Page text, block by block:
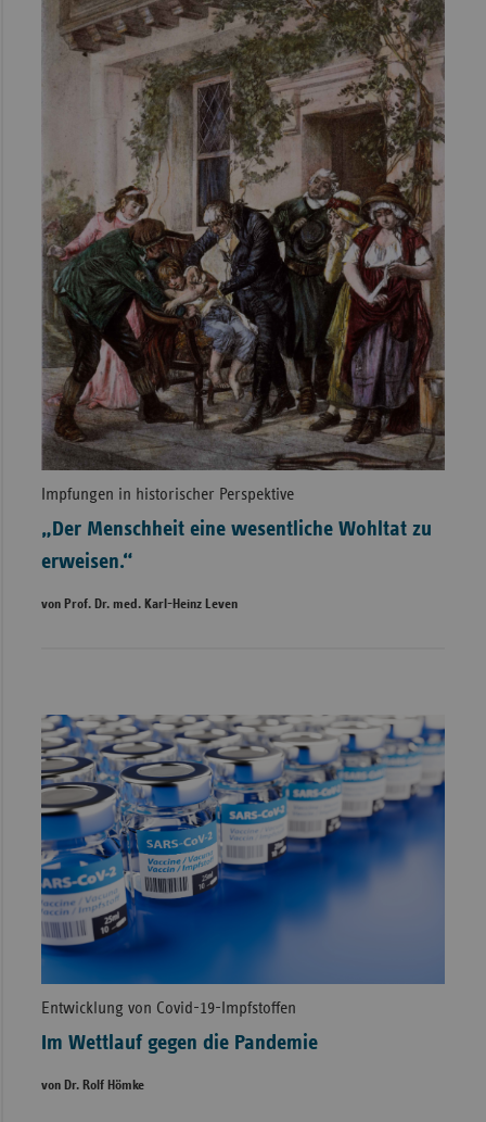
Impfungen in historischer Perspektive
„Der Menschheit eine wesentliche Wohltat zu
erweisen.“
von Prof. Dr. med. Karl-Heinz Leven
Entwicklung von Covid-19-Impfstoffen
Im Wettlauf gegen die Pandemie
von Dr. Rolf Hömke